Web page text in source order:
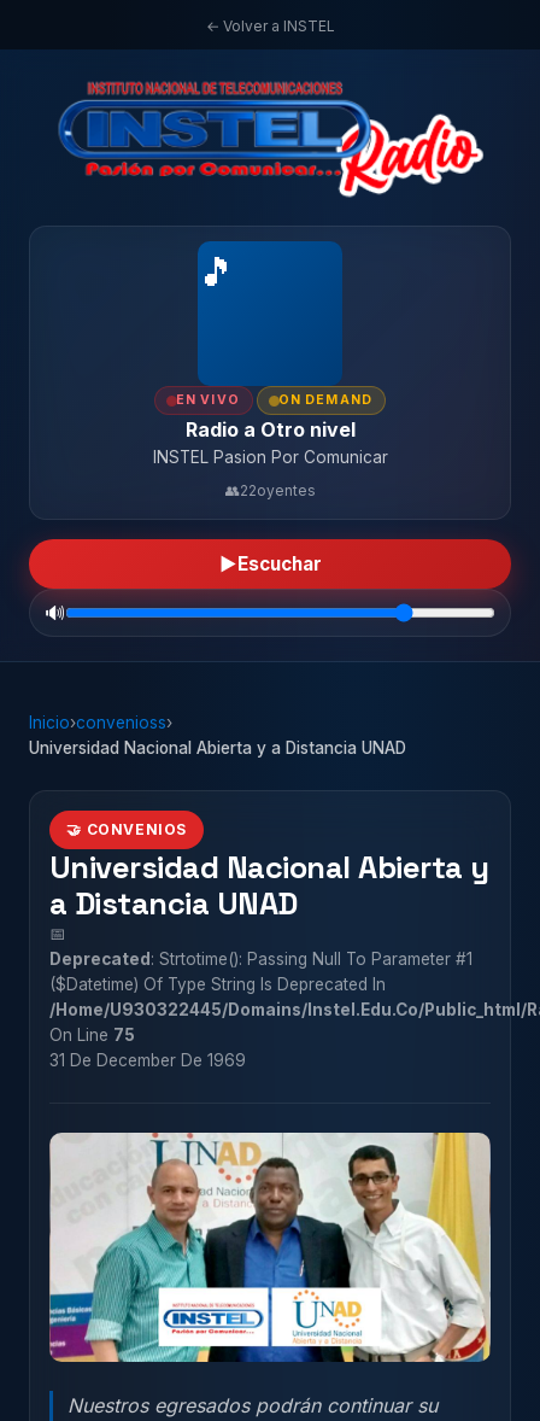
← Volver a INSTEL
🎵
EN VIVO ON DEMAND
Radio a Otro nivel
INSTEL Pasion Por Comunicar
👥22oyentes
▶Escuchar
🔊
Inicio›convenioss›
Universidad Nacional Abierta y a Distancia UNAD
🤝 CONVENIOS
Universidad Nacional Abierta y
a Distancia UNAD
📅
Deprecated : Strtotime(): Passing Null To Parameter #1
($datetime) Of Type String Is Deprecated In
/home/u930322445/domains/instel.edu.co/public_html/
On Line 75
31 De December De 1969
Nuestros egresados podrán continuar su